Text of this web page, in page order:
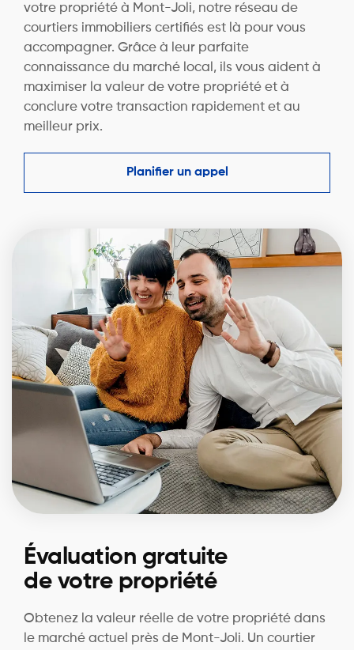
votre propriété à Mont-Joli, notre réseau de
courtiers immobiliers certifiés est là pour vous
accompagner. Grâce à leur parfaite
connaissance du marché local, ils vous aident à
maximiser la valeur de votre propriété et à
conclure votre transaction rapidement et au
meilleur prix.
Planifier un appel
Évaluation gratuite
de votre propriété
Obtenez la valeur réelle de votre propriété dans
le marché actuel près de Mont-Joli. Un courtier